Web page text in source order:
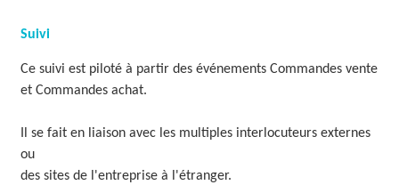
S
Suivi
Ce suivi est piloté à partir des événements Commandes vente
et Commandes achat.
Il se fait en liaison avec les multiples interlocuteurs externes
ou
des sites de l'entreprise à l'étranger.